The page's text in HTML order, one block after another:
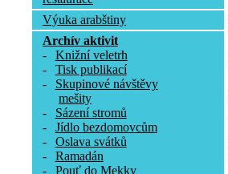
Výuka arabštiny
Archív aktivit
-
Knižní veletrh
-
Tisk publikací
-
Skupinové návštěvy
mešity
-
Sázení stromů
-
Jídlo bezdomovcům
-
Oslava svátků
-
Ramadán
-
Pouť do Mekky